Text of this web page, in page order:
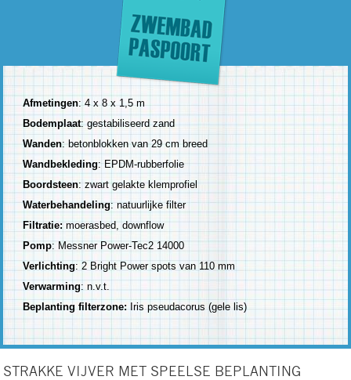
Afmetingen: 4 x 8 x 1,5 m
Bodemplaat: gestabiliseerd zand
Wanden: betonblokken van 29 cm breed
Wandbekleding: EPDM-rubberfolie
Boordsteen: zwart gelakte klemprofiel
Waterbehandeling: natuurlijke filter
Filtratie:moerasbed, downflow
Pomp: Messner Power-Tec2 14000
Verlichting: 2 Bright Power spots van 110 mm
Verwarming: n.v.t.
Beplanting filterzone:Iris pseudacorus (gele lis)
STRAKKE VIJVER MET SPEELSE BEPLANTING